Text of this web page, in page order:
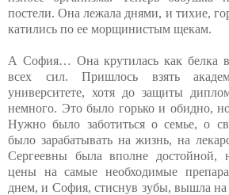
постели. Она лежала днями, и тихие,
катились по ее морщинистым щекам.
А София… Она крутилась как белка в
всех сил. Пришлось взять
университете, хотя до защиты
немного. Это было горько и обидно,
Нужно было заботиться о семье, о
было зарабатывать на жизнь, на
Сергеевны была вполне достойной,
цены на самые необходимые
днем, и София, стиснув зубы, вышла на